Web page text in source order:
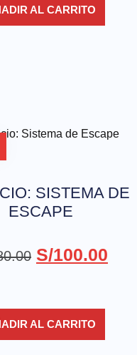
AL CARRITO
SISTEMA DE
ESCAPE
S/100.00
AL CARRITO